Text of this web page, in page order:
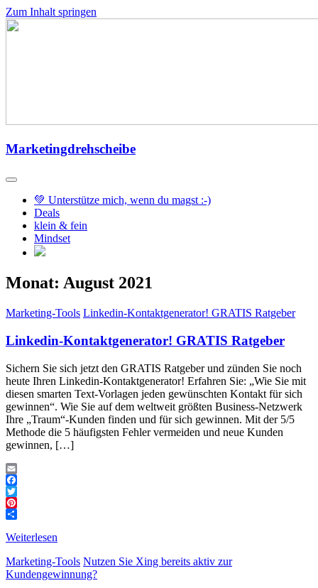
Zum Inhalt springen
Marketingdrehscheibe
💚 Unterstütze mich, wenn du magst :-)
Deals
klein & fein
Mindset
Monat: August 2021
Marketing-Tools Linkedin-Kontaktgenerator! GRATIS Ratgeber
Linkedin-Kontaktgenerator! GRATIS Ratgeber
Sichern Sie sich jetzt den GRATIS Ratgeber und zünden Sie noch
heute Ihren Linkedin-Kontaktgenerator! Erfahren Sie: „Wie Sie mit
diesen smarten Text-Vorlagen jeden gewünschten Kontakt für sich
gewinnen“. Wie Sie auf dem weltweit größten Business-Netzwerk
Ihre „Traum“-Kunden finden und für sich gewinnen. Mit der 5/5
Methode die 5 häufigsten Fehler vermeiden und neue Kunden
gewinnen, […]
Email
Facebook
Twitter
Pinterest
Weiterlesen
Marketing-Tools Nutzen Sie Xing bereits aktiv zur
Kundengewinnung?